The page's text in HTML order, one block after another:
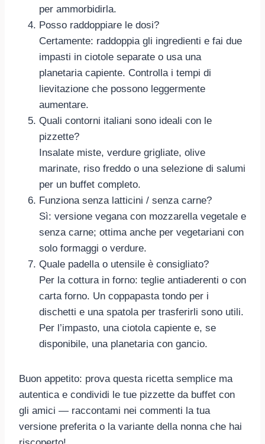
per ammorbidirla.
Posso raddoppiare le dosi?
Certamente: raddoppia gli ingredienti e fai due
impasti in ciotole separate o usa una
planetaria capiente. Controlla i tempi di
lievitazione che possono leggermente
aumentare.
Quali contorni italiani sono ideali con le
pizzette?
Insalate miste, verdure grigliate, olive
marinate, riso freddo o una selezione di salumi
per un buffet completo.
Funziona senza latticini / senza carne?
Sì: versione vegana con mozzarella vegetale e
senza carne; ottima anche per vegetariani con
solo formaggi o verdure.
Quale padella o utensile è consigliato?
Per la cottura in forno: teglie antiaderenti o con
carta forno. Un coppapasta tondo per i
dischetti e una spatola per trasferirli sono utili.
Per l’impasto, una ciotola capiente e, se
disponibile, una planetaria con gancio.
Buon appetito: prova questa ricetta semplice ma
autentica e condividi le tue pizzette da buffet con
gli amici — raccontami nei commenti la tua
versione preferita o la variante della nonna che hai